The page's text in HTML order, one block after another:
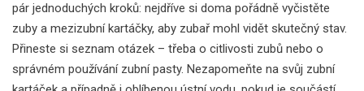
pár jednoduchých kroků: nejdříve si doma pořádně vyčistěte
zuby a mezizubní kartáčky, aby zubař mohl vidět skutečný stav.
Přineste si seznam otázek – třeba o citlivosti zubů nebo o
správném používání zubní pasty. Nezapomeňte na svůj zubní